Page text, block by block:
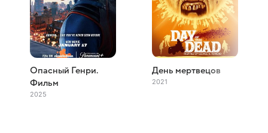
Опасный Генри.
Фильм
2025
День мертвецов
2021